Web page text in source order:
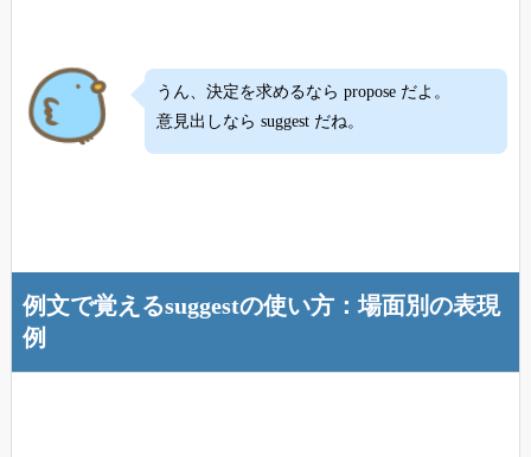
うん、決定を求めるなら propose だよ。
意見出しなら suggest だね。
例文で覚えるsuggestの使い方：場面別の表現
例